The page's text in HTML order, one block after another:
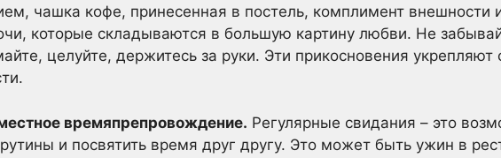
чашка кофе, принесенная в постель, комплимент внешности
которые складываются в большую картину любви. Не
целуйте, держитесь за руки. Эти прикосновения укрепляют
времяпрепровождение. Регулярные свидания – это
и посвятить время друг другу. Это может быть ужин в